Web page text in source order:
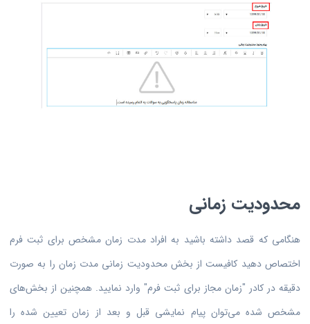
محدودیت زمانی
هنگامی که قصد داشته باشید به افراد مدت زمان مشخص برای ثبت فرم
اختصاص دهید کافیست از بخش محدودیت زمانی مدت زمان را به صورت
دقیقه در کادر "زمان مجاز برای ثبت فرم" وارد نمایید. همچنین از بخش‌های
مشخص شده می‌توان پیام نمایشی قبل و بعد از زمان تعیین شده را